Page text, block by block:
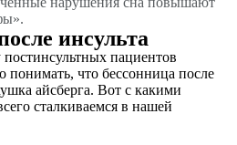
инсульта
пациентов
что бессонница после
айсберга. Вот с какими
сталкиваемся в нашей